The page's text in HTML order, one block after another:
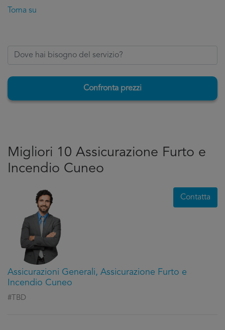
Torna su
Confronta prezzi
Migliori 10 Assicurazione Furto e
Incendio Cuneo
Assicurazioni Generali, Assicurazione Furto e
Incendio Cuneo
#TBD
Contatta